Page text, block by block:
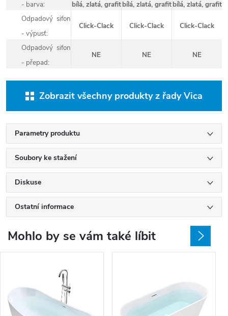
- barva: bílá, zlatá, grafitbílá, zlatá, grafitbílá, zlatá, grafit
Odpadový sifon
- výpusť:
Click-Clack Click-Clack Click-Clack
Odpadový sifon
- přepad:
NE NE NE
Zobrazit všechny produkty z řady Vica
Parametry produktu
Soubory ke stažení
Diskuse
Ostatní informace
Mohlo by se vám také líbit